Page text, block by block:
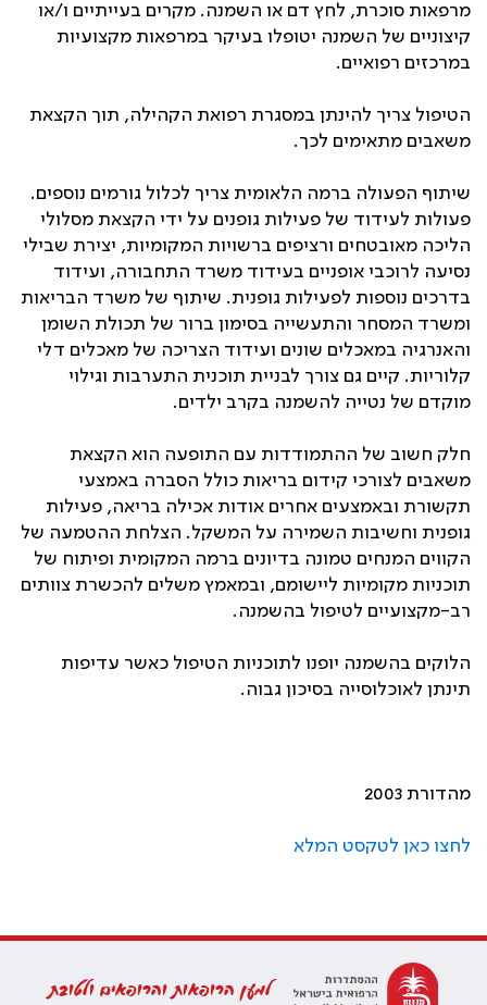
מרפאות סוכרת, לחץ דם או השמנה. מקרים בעייתיים ו/או
קיצוניים של השמנה יטופלו בעיקר במרפאות מקצועיות
במרכזים רפואיים.
הטיפול צריך להינתן במסגרת רפואת הקהילה, תוך הקצאת
משאבים מתאימים לכך.
שיתוף הפעולה ברמה הלאומית צריך לכלול גורמים נוספים.
פעולות לעידוד של פעילות גופנים על ידי הקצאת מסלולי
הליכה מאובטחים ורציפים ברשויות המקומיות, יצירת שבילי
נסיעה לרוכבי אופניים בעידוד משרד התחבורה, ועידוד
בדרכים נוספות לפעילות גופנית. שיתוף של משרד הבריאות
ומשרד המסחר והתעשייה בסימון ברור של תכולת השומן
והאנרגיה במאכלים שונים ועידוד הצריכה של מאכלים דלי
קלוריות. קיים גם צורך לבניית תוכנית התערבות וגילוי
מוקדם של נטייה להשמנה בקרב ילדים.
חלק חשוב של ההתמודדות עם התופעה הוא הקצאת
משאבים לצורכי קידום בריאות כולל הסברה באמצעי
תקשורת ובאמצעים אחרים אודות אכילה בריאה, פעילות
גופנית וחשיבות השמירה על המשקל. הצלחת ההטמעה של
הקווים המנחים טמונה בדיונים ברמה המקומית ופיתוח של
תוכניות מקומיות ליישומם, ובמאמץ משלים להכשרת צוותים
רב-מקצועיים לטיפול בהשמנה.
הלוקים בהשמנה יופנו לתוכניות הטיפול כאשר עדיפות
תינתן לאוכלוסייה בסיכון גבוה.
מהדורת 2003
לחצו כאן לטקסט המלא
למען הרופאות והרופאים ולטובת